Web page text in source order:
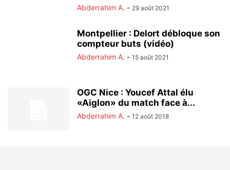
Abderrahim A. - 29 août 2021
Montpellier : Delort débloque son
compteur buts (vidéo)
Abderrahim A. - 15 août 2021
OGC Nice : Youcef Attal élu
«Aiglon» du match face à...
Abderrahim A. - 12 août 2018